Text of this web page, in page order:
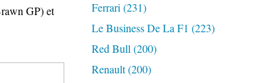
GP) et
Ferrari (231)
Le Business De La F1 (223)
Red Bull (200)
Renault(200)